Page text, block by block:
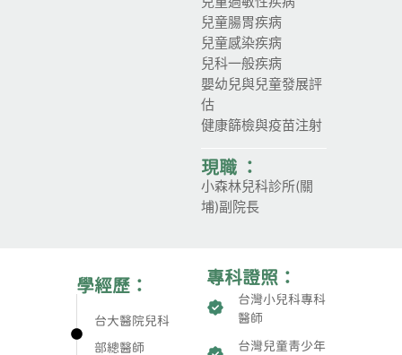
兒童腸胃疾病
兒童感染疾病
兒科一般疾病
嬰幼兒與兒童發展評
估
健康篩檢與疫苗注射
現職 ：
小森林兒科診所(關
埔)副院長
學經歷：
台大醫院兒科
部總醫師
專科證照：
台灣小兒科專科
醫師
台灣兒童青少年